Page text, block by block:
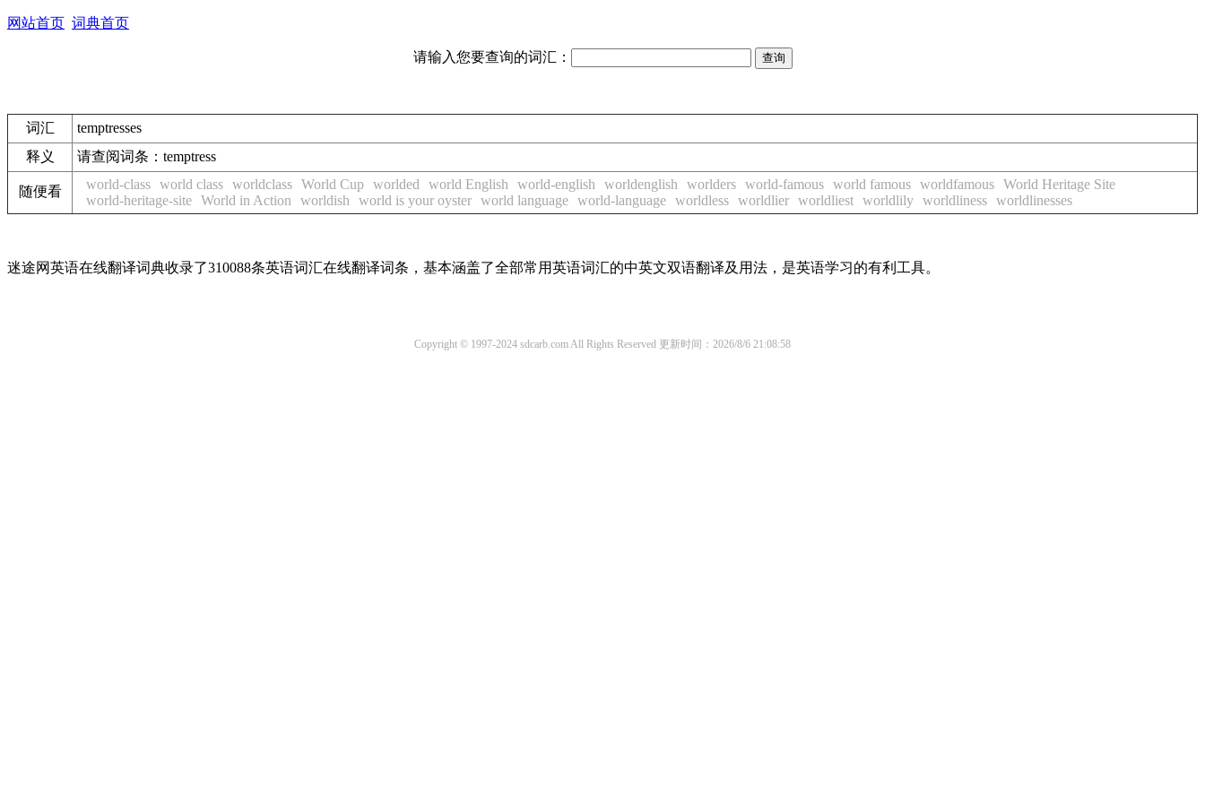
网站首页 词典首页
请输入您要查询的词汇：
词汇
temptresses
释义
请查阅词条： temptress
随便看 world-class world class worldclass World Cup worlded world English world-english worldenglish worlders world-famous world famous worldfamous World Heritage Site
world-heritage-site World in Action worldish world is your oyster world language world-language worldless worldlier worldliest worldlily worldliness worldlinesses
迷途网英语在线翻译词典收录了310088条英语词汇在线翻译词条，基本涵盖了全部常用英语词汇的中英文双语翻译及用法，是英语学习的有利工具。
Copyright © 1997-2024 sdcarb.com All Rights Reserved 更新时间：2026/8/6 21:08:58